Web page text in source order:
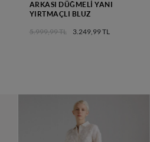
ARKASI DÜĞMELI YANI
YIRTMAÇLI BLUZ
5.999,99 TL 3.249,99 TL